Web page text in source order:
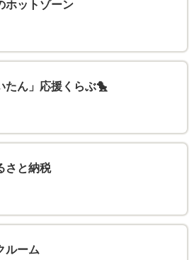
ホットゾーン
たん」応援くらぶ🐤
さと納税
ルーム